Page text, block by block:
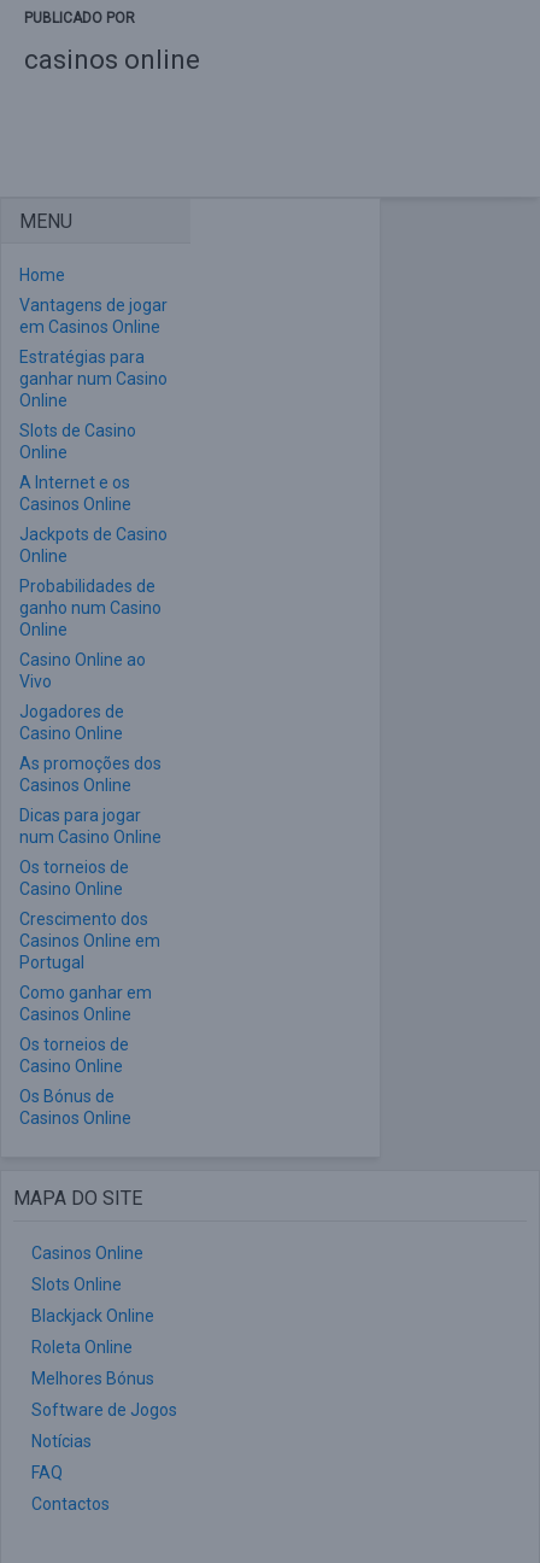
PUBLICADO POR
casinos online
MENU
Home
Vantagens de jogar
em Casinos Online
Estratégias para
ganhar num Casino
Online
Slots de Casino
Online
A Internet e os
Casinos Online
Jackpots de Casino
Online
Probabilidades de
ganho num Casino
Online
Casino Online ao
Vivo
Jogadores de
Casino Online
As promoções dos
Casinos Online
Dicas para jogar
num Casino Online
Os torneios de
Casino Online
Crescimento dos
Casinos Online em
Portugal
Como ganhar em
Casinos Online
Os torneios de
Casino Online
Os Bónus de
Casinos Online
MAPA DO SITE
Casinos Online
Slots Online
Blackjack Online
Roleta Online
Melhores Bónus
Software de Jogos
Notícias
FAQ
Contactos